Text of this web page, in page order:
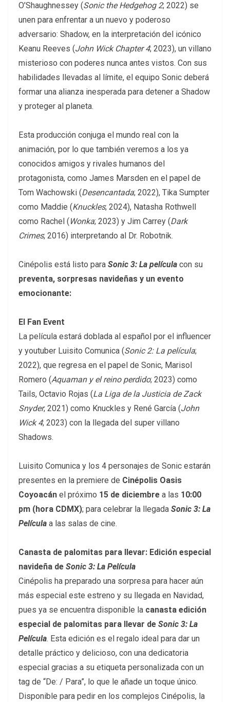
O’Shaughnessey (Sonic the Hedgehog 2; 2022) se
unen para enfrentar a un nuevo y poderoso
adversario: Shadow, en la interpretación del icónico
Keanu Reeves (John Wick Chapter 4; 2023), un villano
misterioso con poderes nunca antes vistos. Con sus
habilidades llevadas al límite, el equipo Sonic deberá
formar una alianza inesperada para detener a Shadow
y proteger al planeta.
Esta producción conjuga el mundo real con la
animación, por lo que también veremos a los ya
conocidos amigos y rivales humanos del
protagonista, como James Marsden en el papel de
Tom Wachowski (Desencantada; 2022), Tika Sumpter
como Maddie (Knuckles; 2024), Natasha Rothwell
como Rachel (Wonka; 2023) y Jim Carrey (Dark
Crimes; 2016) interpretando al Dr. Robotnik.
Cinépolis está listo para Sonic 3: La película con su
preventa, sorpresas navideñas y un evento
emocionante:
El Fan Event
La película estará doblada al español por el influencer
y youtuber Luisito Comunica (Sonic 2: La película;
2022), que regresa en el papel de Sonic, Marisol
Romero (Aquaman y el reino perdido; 2023) como
Tails, Octavio Rojas (La Liga de la Justicia de Zack
Snyder; 2021) como Knuckles y René García (John
Wick 4; 2023) con la llegada del super villano
Shadows.
Luisito Comunica y los 4 personajes de Sonic estarán
presentes en la premiere de Cinépolis Oasis
Coyoacán el próximo 15 de diciembre a las 10:00
pm (hora CDMX); para celebrar la llegada Sonic 3: La
Película a las salas de cine.
Canasta de palomitas para llevar: Edición especial
navideña de Sonic 3: La Película
Cinépolis ha preparado una sorpresa para hacer aún
más especial este estreno y su llegada en Navidad,
pues ya se encuentra disponible la canasta edición
especial de palomitas para llevar de Sonic 3: La
Película. Esta edición es el regalo ideal para dar un
detalle práctico y delicioso, con una dedicatoria
especial gracias a su etiqueta personalizada con un
tag de “De: / Para”, lo que le añade un toque único.
Disponible para pedir en los complejos Cinépolis, la